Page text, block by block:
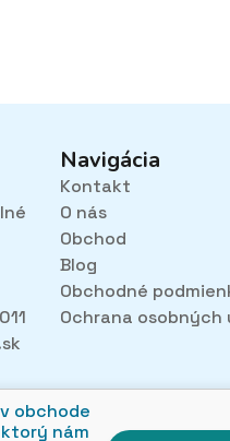
obchode
nám
Navigácia
Kontakt
O nás
Obchod
Blog
Obchodné
Ochrana osobných